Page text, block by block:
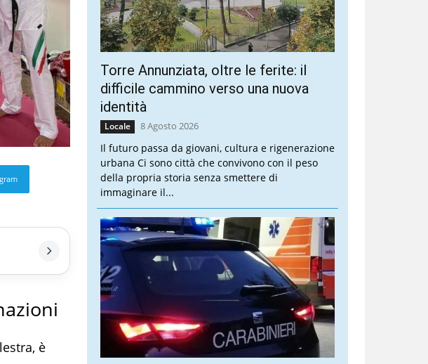
è
Torre Annunziata, oltre le ferite: il
difficile cammino verso una nuova
identità
Locale 8 Agosto 2026
Il futuro passa da giovani, cultura e rigenerazione
urbana Ci sono città che convivono con il peso
della propria storia senza smettere di
immaginare il...